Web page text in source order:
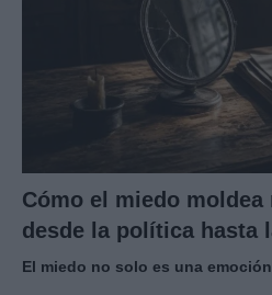
Cómo el miedo
desde la política hasta
El miedo no solo es una